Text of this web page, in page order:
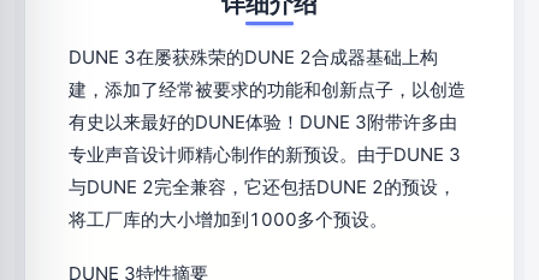
DUNE 3在屡获殊荣的DUNE 2合成器基础上构
建，添加了经常被要求的功能和创新点子，以创造
有史以来最好的DUNE体验！DUNE 3附带许多由
专业声音设计师精心制作的新预设。由于DUNE 3
与DUNE 2完全兼容，它还包括DUNE 2的预设，
将工厂库的大小增加到1000多个预设。
DUNE 3特性摘要